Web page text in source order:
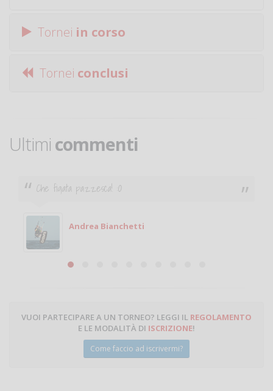
Tornei in corso
Tornei conclusi
Ultimi commenti
Ciao. Sono a Treviglio da poco e vorrei tornare a
giocare. Se sei in zona e puoi giocare fammi sapere.
Michele
Michele Miglionico
VUOI PARTECIPARE A UN TORNEO? LEGGI IL REGOLAMENTO
E LE MODALITÀ DI ISCRIZIONE!
Come faccio ad iscrivermi?